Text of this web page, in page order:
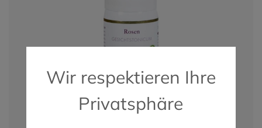
Wir respektieren Ihre
Privatsphäre